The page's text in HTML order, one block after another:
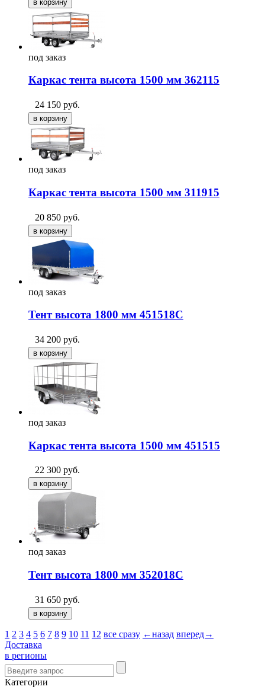
под заказ
Каркас тента высота 1500 мм 362115
24 150 руб.
под заказ
Каркас тента высота 1500 мм 311915
20 850 руб.
под заказ
Тент высота 1800 мм 451518C
34 200 руб.
под заказ
Каркас тента высота 1500 мм 451515
22 300 руб.
под заказ
Тент высота 1800 мм 352018С
31 650 руб.
1 2 3 4 5 6 7 8 9 10 11 12 все сразу ←назад вперед→
Доставка
в регионы
Категории